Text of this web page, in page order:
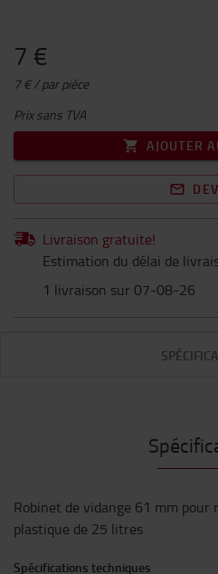
7 €
7 € / par pièce
Prix sans TVA
AJOUTER
Livraison gratuite!
Estimation du délai de
1 livraison sur 07-08-26
Robinet de vidange 61 mm pour
plastique de 25 litres
Spécifications techniques